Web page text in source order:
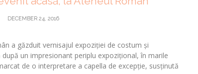
DECEMBER 24, 2016
a găzduit vernisajul expoziției de costum și
un impresionant periplu expozițional, în marile
de o interpretare a capella de excepție, susținută